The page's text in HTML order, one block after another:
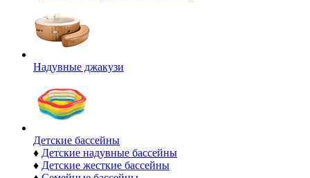
Надувные джакузи
Детские бассейны
♦ Детские надувные бассейны
♦ Детские жесткие бассейны